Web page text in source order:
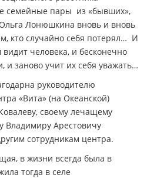
семейные пары из «бывших»,
Лонюшкина вновь и вновь
кто случайно себя потерял… И
человека, и бесконечно
и заново учит их себя уважать…
руководителю
«Вита» (на Океанской)
своему лечащему
Владимиру Арестовичу
сотрудникам центра.
в жизни всегда была в
тогда в селе